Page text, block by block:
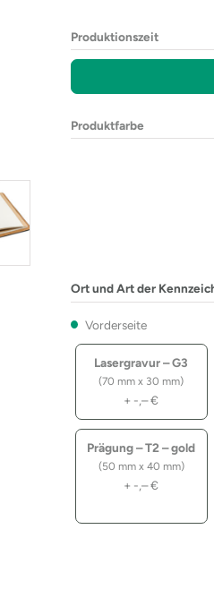
Produktionszeit
Produktfarbe
Ort und Art der
Vorderseite
Lasergravur – G3
(70 mm x 30 mm)
+ -,–€
Prägung – T2 – gold
(50 mm x 40 mm)
+ -,–€